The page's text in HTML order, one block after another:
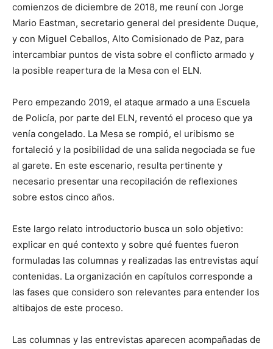
comienzos de diciembre de 2018, me reuní con Jorge
Mario Eastman, secretario general del presidente Duque,
y con Miguel Ceballos, Alto Comisionado de Paz, para
intercambiar puntos de vista sobre el conflicto armado y
la posible reapertura de la Mesa con el ELN.
Pero empezando 2019, el ataque armado a una Escuela
de Policía, por parte del ELN, reventó el proceso que ya
venía congelado. La Mesa se rompió, el uribismo se
fortaleció y la posibilidad de una salida negociada se fue
al garete. En este escenario, resulta pertinente y
necesario presentar una recopilación de reflexiones
sobre estos cinco años.
Este largo relato introductorio busca un solo objetivo:
explicar en qué contexto y sobre qué fuentes fueron
formuladas las columnas y realizadas las entrevistas aquí
contenidas. La organización en capítulos corresponde a
las fases que considero son relevantes para entender los
altibajos de este proceso.
Las columnas y las entrevistas aparecen acompañadas de